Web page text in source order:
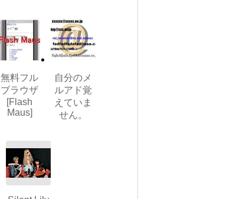
無料フル
ブラウザ
[Flash
Maus]
自分のメ
ルアド覚
えていま
せん。